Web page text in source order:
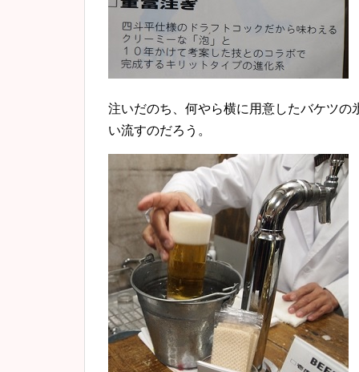
注いだのち、何やら横に用意したバケツ
い流すのだろう。